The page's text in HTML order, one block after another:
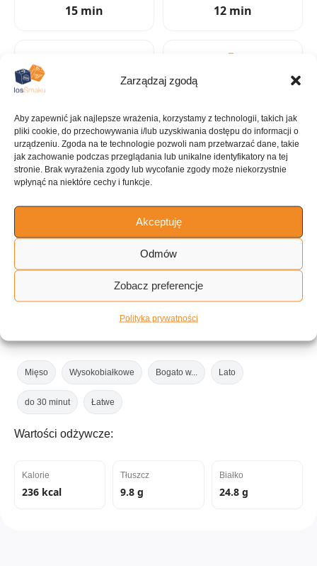
Zarządzaj zgodą
Aby zapewnić jak najlepsze wrażenia, korzystamy z technologii, takich jak
pliki cookie, do przechowywania i/lub uzyskiwania dostępu do informacji o
urządzeniu. Zgoda na te technologie pozwoli nam przetwarzać dane, takie
jak zachowanie podczas przeglądania lub unikalne identyfikatory na tej
stronie. Brak wyrażenia zgody lub wycofanie zgody może niekorzystnie
wpłynąć na niektóre cechy i funkcje.
Akceptuję
Odmów
Zobacz preferencje
Polityka prywatności
15 min 12 min
KUCHNIA
ILOŚĆ PORCJI
6 porcji
Mięso Wysokobiałkowe Bogato w... Lato
do 30 minut Łatwe
Wartości odżywcze:
Kalorie
236 kcal
Tłuszcz
9.8 g
Białko
24.8 g